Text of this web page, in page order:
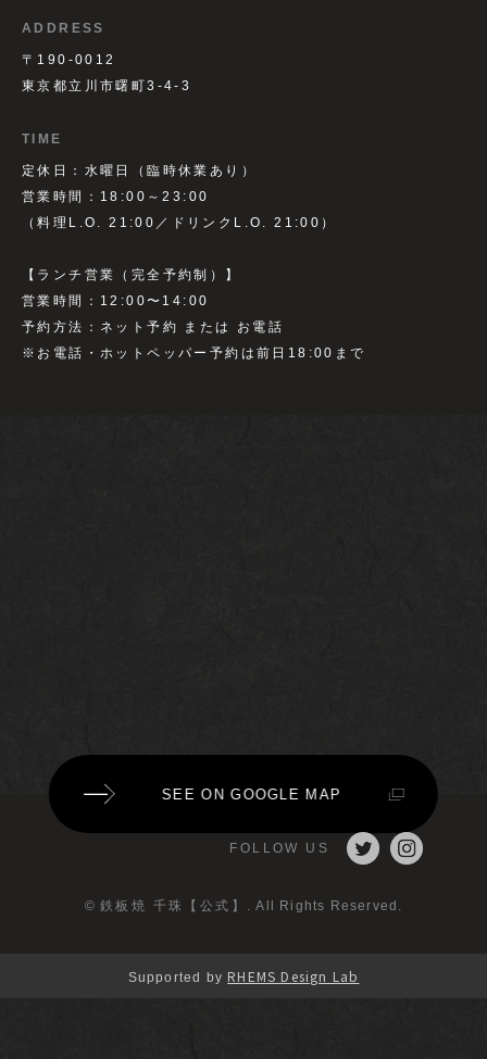
ADDRESS
〒190-0012
東京都立川市曙町3-4-3
TIME
定休日：水曜日（臨時休業あり）
営業時間：18:00～23:00
（料理L.O. 21:00／ドリンクL.O. 21:00）
【ランチ営業（完全予約制）】
営業時間：12:00〜14:00
予約方法：ネット予約 または お電話
※お電話・ホットペッパー予約は前日18:00まで
SEE ON GOOGLE MAP
© 鉄板焼 千珠【公式】 . All Rights Reserved.
FOLLOW US
Supported by RHEMS Design Lab